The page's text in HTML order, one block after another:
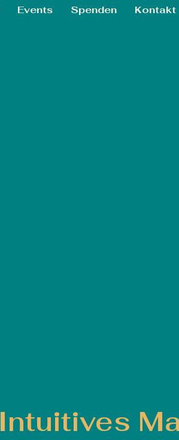
Events Spenden Kontakt
Intuitives